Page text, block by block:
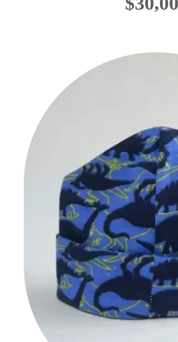
No hay
en el
Go To